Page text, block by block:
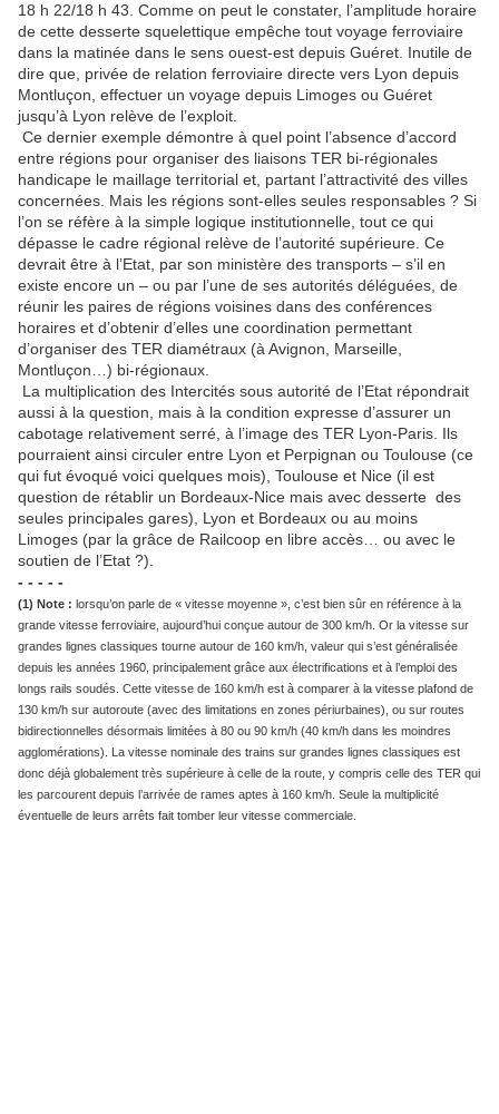
18 h 22/18 h 43. Comme on peut le constater, l’amplitude horaire
de cette desserte squelettique empêche tout voyage ferroviaire
dans la matinée dans le sens ouest-est depuis Guéret. Inutile de
dire que, privée de relation ferroviaire directe vers Lyon depuis
Montluçon, effectuer un voyage depuis Limoges ou Guéret
jusqu’à Lyon relève de l’exploit.
Ce dernier exemple démontre à quel point l’absence d’accord
entre régions pour organiser des liaisons TER bi-régionales
handicape le maillage territorial et, partant l’attractivité des villes
concernées. Mais les régions sont-elles seules responsables ? Si
l’on se réfère à la simple logique institutionnelle, tout ce qui
dépasse le cadre régional relève de l’autorité supérieure. Ce
devrait être à l’Etat, par son ministère des transports – s’il en
existe encore un – ou par l’une de ses autorités déléguées, de
réunir les paires de régions voisines dans des conférences
horaires et d’obtenir d’elles une coordination permettant
d’organiser des TER diamétraux (à Avignon, Marseille,
Montluçon…) bi-régionaux.
La multiplication des Intercités sous autorité de l’Etat répondrait
aussi à la question, mais à la condition expresse d’assurer un
cabotage relativement serré, à l’image des TER Lyon-Paris. Ils
pourraient ainsi circuler entre Lyon et Perpignan ou Toulouse (ce
qui fut évoqué voici quelques mois), Toulouse et Nice (il est
question de rétablir un Bordeaux-Nice mais avec desserte des
seules principales gares), Lyon et Bordeaux ou au moins
Limoges (par la grâce de Railcoop en libre accès… ou avec le
soutien de l’Etat ?).
- - - - -
(1) Note : lorsqu’on parle de « vitesse moyenne », c’est bien sûr en référence à la
grande vitesse ferroviaire, aujourd’hui conçue autour de 300 km/h. Or la vitesse sur
grandes lignes classiques tourne autour de 160 km/h, valeur qui s’est généralisée
depuis les années 1960, principalement grâce aux électrifications et à l’emploi des
longs rails soudés. Cette vitesse de 160 km/h est à comparer à la vitesse plafond de
130 km/h sur autoroute (avec des limitations en zones périurbaines), ou sur routes
bidirectionnelles désormais limitées à 80 ou 90 km/h (40 km/h dans les moindres
agglomérations). La vitesse nominale des trains sur grandes lignes classiques est
donc déjà globalement très supérieure à celle de la route, y compris celle des TER qui
les parcourent depuis l’arrivée de rames aptes à 160 km/h. Seule la multiplicité
éventuelle de leurs arrêts fait tomber leur vitesse commerciale.